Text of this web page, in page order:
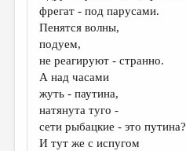
КОЛОНКА РЕДАКТОРА
РЕДКОЛЛЕГИЯ
ОТ РЕДАКЦИИ
МАЛАЯ ПРОЗА
ЭССЕИСТИКА
фрегат - под парусами.
Пенятся волны,
подуем,
не реагируют - странно.
А над часами
жуть - паутина,
натянута туго -
сети рыбацкие - это путина?
И тут же с испугом